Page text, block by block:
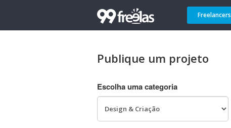
Freelancers
Publique um projeto
Escolha uma categoria